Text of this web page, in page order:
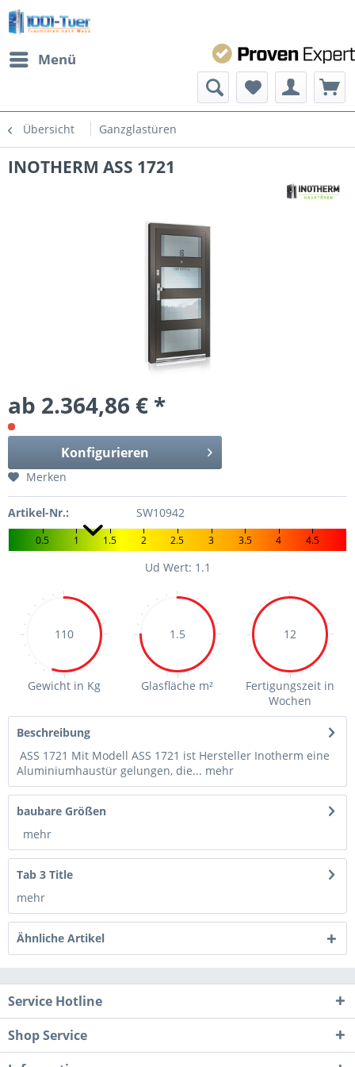
Menü
Übersicht Ganzglastüren
INOTHERM ASS 1721
ab 2.364,86 € *
Konfigurieren
Merken
Artikel-Nr.: SW10942
0.5 1 1.5 2 2.5 3 3.5 4 4.5
Ud Wert: 1.1
110
Gewicht in Kg
1.5
Glasfläche m²
12
Fertigungszeit in
Wochen
Beschreibung
ASS 1721 Mit Modell ASS 1721 ist Hersteller Inotherm eine
Aluminiumhaustür gelungen, die... mehr
baubare Größen
mehr
Tab 3 Title
mehr
Ähnliche Artikel
Service Hotline
Shop Service